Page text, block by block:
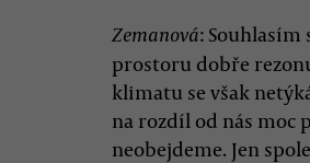
Zemanová:
prostoru dobře
klimatu se však
na rozdíl od nás moc
neobejdeme. Jen